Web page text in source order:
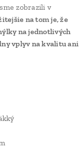
zobrazili v
na tom je, že
na jednotlivých
vplyv na kvalitu ani